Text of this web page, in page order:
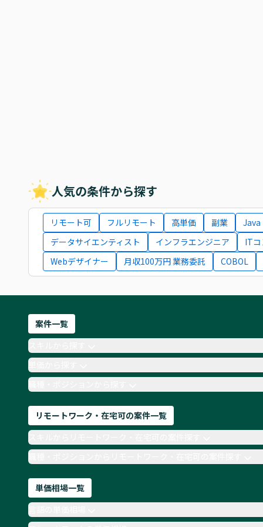
人気の条件から探す
リモート可 フルリモート 高単価 副業
Java
データサイエンティスト
インフラエンジニア
IT
Webデザイナー
月収100万円 業務委託 COBOL
案件一覧
単価から探す
職種・ポジションから探す
リモートワーク・在宅可の案件一覧
職種・ポジションからリモートワーク・在宅可の案件探す
単価相場一覧